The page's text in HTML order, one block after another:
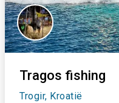
Tragos fishing
Trogir, Kroatië